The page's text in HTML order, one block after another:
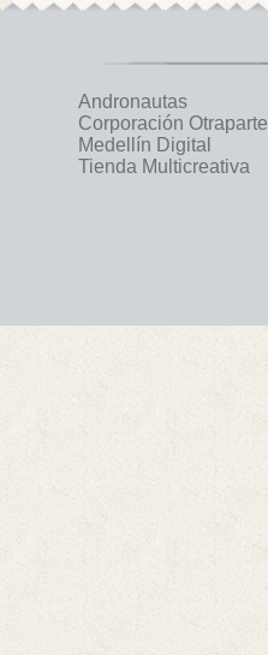
Andronautas
Corporación Otraparte
Medellín Digital
Tienda Multicreativa